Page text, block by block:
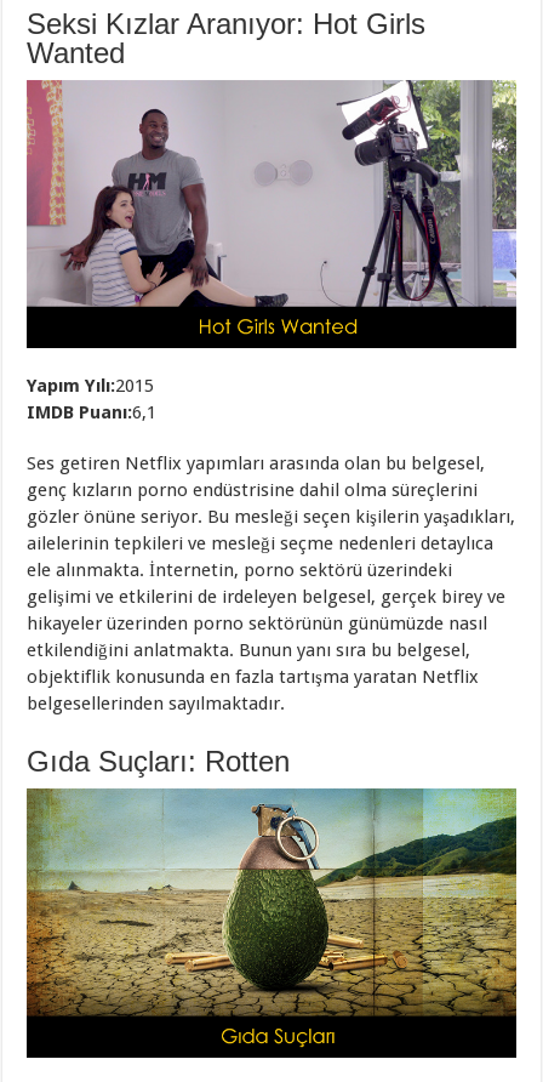
Seksi Kızlar Aranıyor: Hot Girls
Wanted
Yapım Yılı:2015
IMDB Puanı:6,1
Ses getiren Netflix yapımları arasında olan bu belgesel,
genç kızların porno endüstrisine dahil olma süreçlerini
gözler önüne seriyor. Bu mesleği seçen kişilerin yaşadıkları,
ailelerinin tepkileri ve mesleği seçme nedenleri detaylıca
ele alınmakta. İnternetin, porno sektörü üzerindeki
gelişimi ve etkilerini de irdeleyen belgesel, gerçek birey ve
hikayeler üzerinden porno sektörünün günümüzde nasıl
etkilendiğini anlatmakta. Bunun yanı sıra bu belgesel,
objektiflik konusunda en fazla tartışma yaratan Netflix
belgesellerinden sayılmaktadır.
Gıda Suçları: Rotten